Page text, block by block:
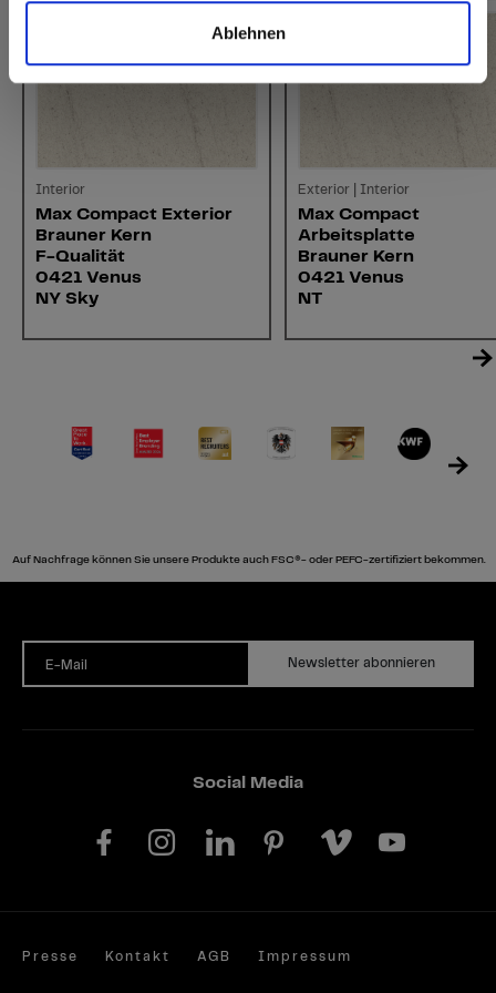
Ablehnen
Interior
Max Compact Exterior
Brauner Kern
F-Qualität
0421 Venus
NY Sky
Exterior | Interior
Max Compact
Arbeitsplatte
Brauner Kern
0421 Venus
NT
Auf Nachfrage können Sie unsere Produkte auch FSC®- oder PEFC-zertifiziert bekommen.
E-Mail Newsletter abonnieren
Social Media
Presse Kontakt AGB Impressum